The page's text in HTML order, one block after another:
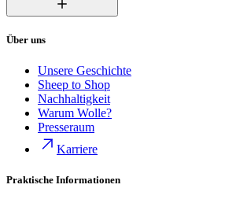
Über uns
Unsere Geschichte
Sheep to Shop
Nachhaltigkeit
Warum Wolle?
Presseraum
Karriere
Praktische Informationen